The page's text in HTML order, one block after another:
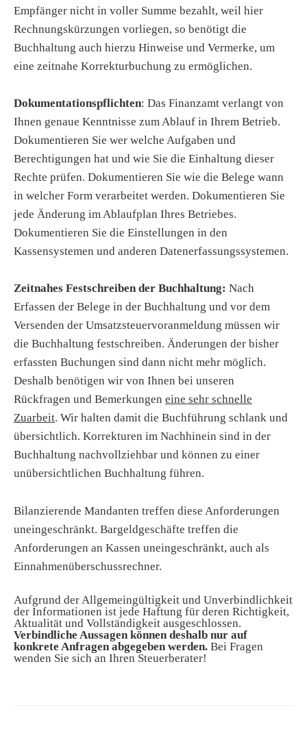
Empfänger nicht in voller Summe bezahlt, weil hier
Rechnungskürzungen vorliegen, so benötigt die
Buchhaltung auch hierzu Hinweise und Vermerke, um
eine zeitnahe Korrekturbuchung zu ermöglichen.
Dokumentationspflichten: Das Finanzamt verlangt von
Ihnen genaue Kenntnisse zum Ablauf in Ihrem Betrieb.
Dokumentieren Sie wer welche Aufgaben und
Berechtigungen hat und wie Sie die Einhaltung dieser
Rechte prüfen. Dokumentieren Sie wie die Belege wann
in welcher Form verarbeitet werden. Dokumentieren Sie
jede Änderung im Ablaufplan Ihres Betriebes.
Dokumentieren Sie die Einstellungen in den
Kassensystemen und anderen Datenerfassungssystemen.
Zeitnahes Festschreiben der Buchhaltung: Nach
Erfassen der Belege in der Buchhaltung und vor dem
Versenden der Umsatzsteuervoranmeldung müssen wir
die Buchhaltung festschreiben. Änderungen der bisher
erfassten Buchungen sind dann nicht mehr möglich.
Deshalb benötigen wir von Ihnen bei unseren
Rückfragen und Bemerkungen eine sehr schnelle
Zuarbeit. Wir halten damit die Buchführung schlank und
übersichtlich. Korrekturen im Nachhinein sind in der
Buchhaltung nachvollziehbar und können zu einer
unübersichtlichen Buchhaltung führen.
Bilanzierende Mandanten treffen diese Anforderungen
uneingeschränkt. Bargeldgeschäfte treffen die
Anforderungen an Kassen uneingeschränkt, auch als
Einnahmenüberschussrechner.
Aufgrund der Allgemeingültigkeit und Unverbindlichkeit
der Informationen ist jede Haftung für deren Richtigkeit,
Aktualität und Vollständigkeit ausgeschlossen.
Verbindliche Aussagen können deshalb nur auf
konkrete Anfragen abgegeben werden. Bei Fragen
wenden Sie sich an Ihren Steuerberater!